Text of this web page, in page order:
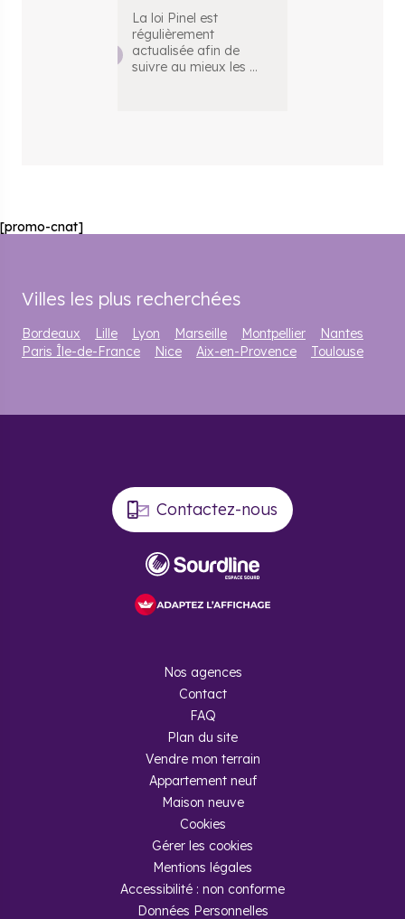
La loi Pinel est
régulièrement
actualisée afin de
suivre au mieux les ...
[promo-cnat]
Villes les plus recherchées
Bordeaux Lille Lyon Marseille Montpellier
Nantes
Paris Île-de-France
Nice Aix-en-Provence Toulouse
Contactez-nous
Nos agences
Contact
FAQ
Plan du site
Vendre mon terrain
Appartement neuf
Maison neuve
Cookies
Gérer les cookies
Mentions légales
Accessibilité : non conforme
Données Personnelles